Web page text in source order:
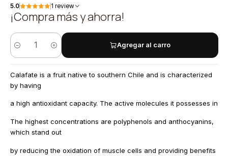
5.0 1 review
¡Compra más y ahorra!
Quantity
Agregar al carro
Calafate is a fruit native to southern Chile and is characterized
by having
a high antioxidant capacity. The active molecules it possesses in
The highest concentrations are polyphenols and anthocyanins,
which stand out
by reducing the oxidation of muscle cells and providing benefits